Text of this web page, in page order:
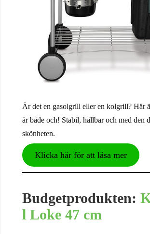
Är det en gasolgrill eller en kolgrill? Här
är både och! Stabil, hållbar och med den
skönheten.
Klicka här för att läsa mer
Budgetprodukten:
l Loke 47 cm